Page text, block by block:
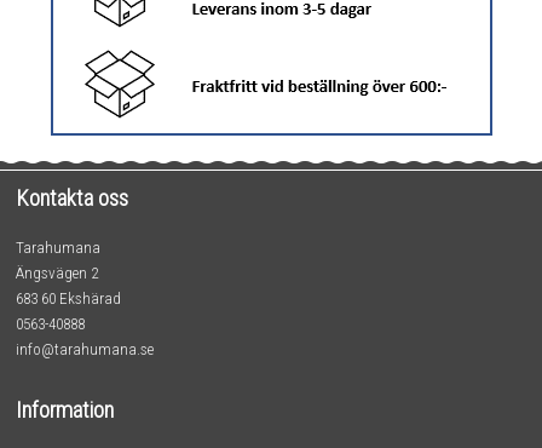
Kontakta oss
Tarahumana
Ängsvägen 2
683 60 Ekshärad
0563-40888
info@tarahumana.se
Information